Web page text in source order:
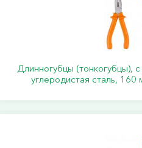
Длинногубцы (тонкогубцы),
углеродистая сталь,